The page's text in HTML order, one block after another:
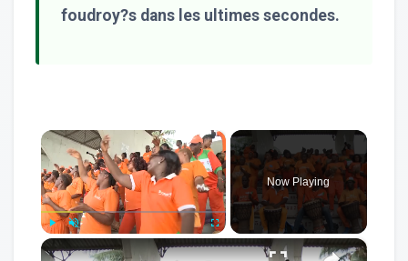
foudroy?s dans les ultimes secondes.
×
Now Playing
×